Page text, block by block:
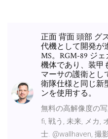
正面 背面 頭部 グ
代機として開発が
MS。RGM-89 ジ
機体であり、装甲
マーサの護衛とし
衛隊仕様と同じ新
ンを使用する。
無料の高解像度の
fi, 戦う, 未来, メカ,
士. @wallhaven, 撮